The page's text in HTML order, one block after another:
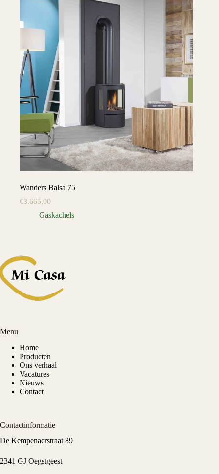
Wanders Balsa 75
€3.665,00
Gaskachels
Menu
Home
Producten
Ons verhaal
Vacatures
Nieuws
Contact
Contactinformatie
De Kempenaerstraat 89
2341 GJ Oegstgeest